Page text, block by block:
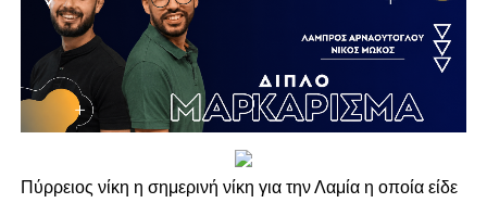
Πύρρειος νίκη η σημερινή νίκη για την Λαμία η οποία είδε